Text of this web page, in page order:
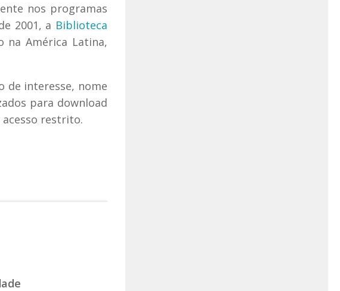
nos programas
2001, a Biblioteca
na América Latina,
de interesse, nome
para download
restrito.